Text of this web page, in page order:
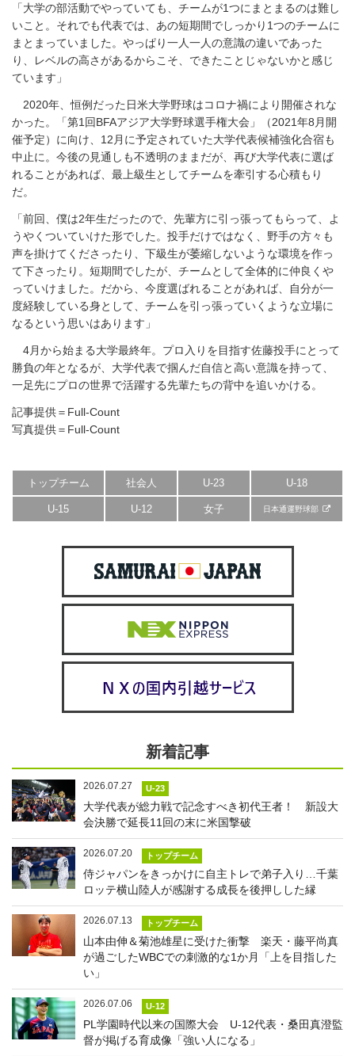
「大学の部活動でやっていても、チームが1つにまとまるのは難し
いこと。それでも代表では、あの短期間でしっかり1つのチームに
まとまっていました。やっぱり一人一人の意識の違いであった
り、レベルの高さがあるからこそ、できたことじゃないかと感じ
ています」
2020年、恒例だった日米大学野球はコロナ禍により開催されな
かった。「第1回BFAアジア大学野球選手権大会」（2021年8月開
催予定）に向け、12月に予定されていた大学代表候補強化合宿も
中止に。今後の見通しも不透明のままだが、再び大学代表に選ば
れることがあれば、最上級生としてチームを牽引する心積もり
だ。
「前回、僕は2年生だったので、先輩方に引っ張ってもらって、よ
うやくついていけた形でした。投手だけではなく、野手の方々も
声を掛けてくださったり、下級生が萎縮しないような環境を作っ
て下さったり。短期間でしたが、チームとして全体的に仲良くや
っていけました。だから、今度選ばれることがあれば、自分が一
度経験している身として、チームを引っ張っていくような立場に
なるという思いはあります」
4月から始まる大学最終年。プロ入りを目指す佐藤投手にとって
勝負の年となるが、大学代表で掴んだ自信と高い意識を持って、
一足先にプロの世界で活躍する先輩たちの背中を追いかける。
記事提供＝Full-Count
写真提供＝Full-Count
トップチーム 社会人 U-23 U-18
U-15 U-12 女子 日本通運野球部
新着記事
2026.07.27 U-23
大学代表が総力戦で記念すべき初代王者！ 新設大
会決勝で延長11回の末に米国撃破
2026.07.20 トップチーム
侍ジャパンをきっかけに自主トレで弟子入り…千葉
ロッテ横山陸人が感謝する成長を後押しした縁
2026.07.13 トップチーム
山本由伸＆菊池雄星に受けた衝撃 楽天・藤平尚真
が過ごしたWBCでの刺激的な1か月「上を目指した
い」
2026.07.06 U-12
PL学園時代以来の国際大会 U-12代表・桑田真澄監
督が掲げる育成像「強い人になる」